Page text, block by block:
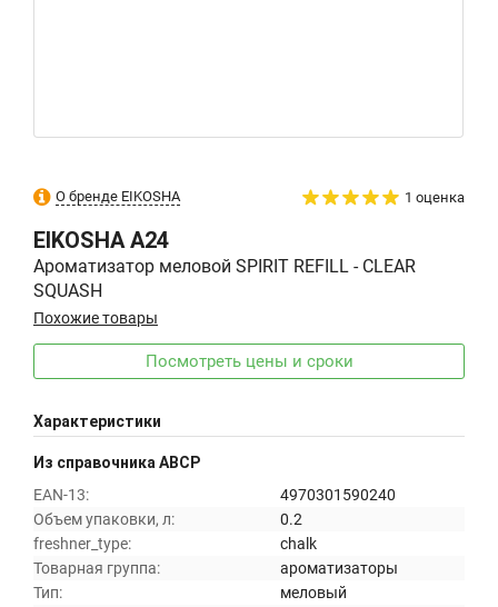
О бренде EIKOSHA 1 оценка
EIKOSHAA24
Ароматизатор меловой SPIRIT REFILL - CLEAR
SQUASH
Похожие товары
Посмотреть цены и сроки
Характеристики
Из справочника ABCP
EAN-13:
4970301590240
Объем упаковки, л:
0.2
freshner_type:
chalk
Товарная группа:
ароматизаторы
Тип:
меловый